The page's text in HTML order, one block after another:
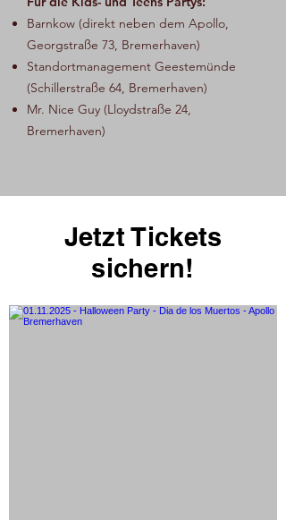
Barnkow (direkt neben dem Apollo,
Georgstraße 73, Bremerhaven)
Standortmanagement Geestemünde
(Schillerstraße 64, Bremerhaven)
Mr. Nice Guy (Lloydstraße 24,
Bremerhaven)
Jetzt Tickets
sichern!